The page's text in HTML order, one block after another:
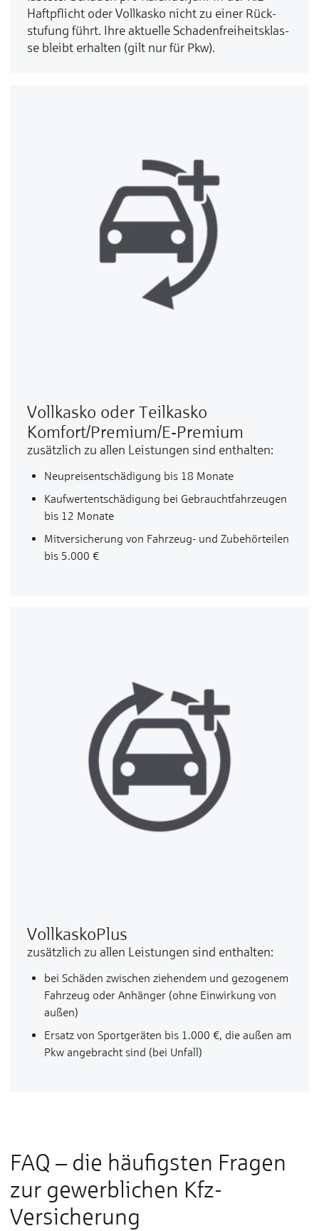
Haft­pflicht oder Voll­kas­ko nicht zu ei­ner Rück­
stu­fung führt. Ih­re ak­tuel­le Scha­den­frei­heits­klas­
se bleibt er­hal­ten (gilt nur für Pkw).
Vollkasko oder Teilkasko
Komfort/Premium/E-Premium
zusätzlich zu al­len Leis­tun­gen sind enthalten:
Neu­preis­ent­schä­di­gung bis 18 Mo­na­te
Kauf­wert­ent­schä­di­gung bei Ge­braucht­fahr­zeu­gen
bis 12 Mo­na­te
Mit­ver­si­che­rung von Fahr­zeug- und Zu­be­hör­tei­len
bis 5.000 €
VollkaskoPlus
zusätzlich zu al­len Leis­tun­gen sind enthalten:
bei Schä­den zwi­schen zie­hen­dem und ge­zo­ge­nem
Fahr­zeug oder An­hän­ger (oh­ne Ein­wir­kung von
außen)
Er­satz von Sport­ge­rä­ten bis 1.000 €, die außen am
Pkw an­ge­bracht sind (bei Un­fall)
FAQ – die häufigsten Fragen
zur gewerblichen Kfz-
Versicherung